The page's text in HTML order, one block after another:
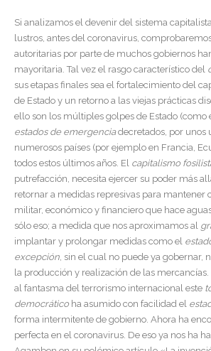
Si analizamos el devenir del sistema
lustros, antes del coronavirus,
autoritarias por parte de muchos gobiernos
mayoritaria. Tal vez el rasgo característico del
sus etapas finales sea el fortalecimiento del
de Estado y un retorno a las viejas prácticas
ello son los múltiples golpes de Estado (como
estados de emergenciadecretados, por unos
numerosos países (por ejemplo en Francia,
todos estos últimos años. El capitalismo
putrefacción, necesita ejercer su poder más
retornar a medidas represivas para mantener
militar, económico y financiero que hace
sólo eso; a medida que nos aproximamos al
implantar y prolongar medidas como el
excepción, sin el cual no puede ya gobernar,
la producción y realización de las mercancías.
al fantasma del terrorismo internacional este
democrático ha asumido con facilidad el
forma intermitente de gobierno. Ahora ha
perfecta en el coronavirus. De eso ya nos ha